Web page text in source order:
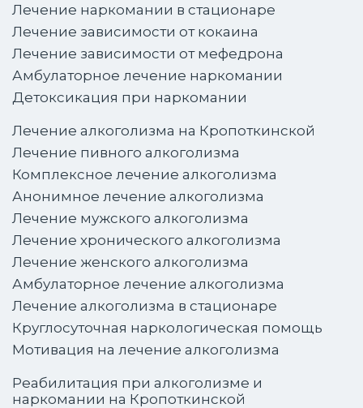
Лечение наркомании в стационаре
Лечение зависимости от кокаина
Лечение зависимости от мефедрона
Амбулаторное лечение наркомании
Детоксикация при наркомании
Лечение алкоголизма на Кропоткинской
Лечение пивного алкоголизма
Комплексное лечение алкоголизма
Анонимное лечение алкоголизма
Лечение мужского алкоголизма
Лечение хронического алкоголизма
Лечение женского алкоголизма
Амбулаторное лечение алкоголизма
Лечение алкоголизма в стационаре
Круглосуточная наркологическая помощь
Мотивация на лечение алкоголизма
Реабилитация при алкоголизме и
наркомании на Кропоткинской